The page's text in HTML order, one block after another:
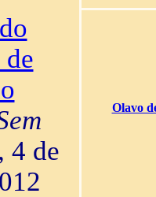
, 4 de
Olavo